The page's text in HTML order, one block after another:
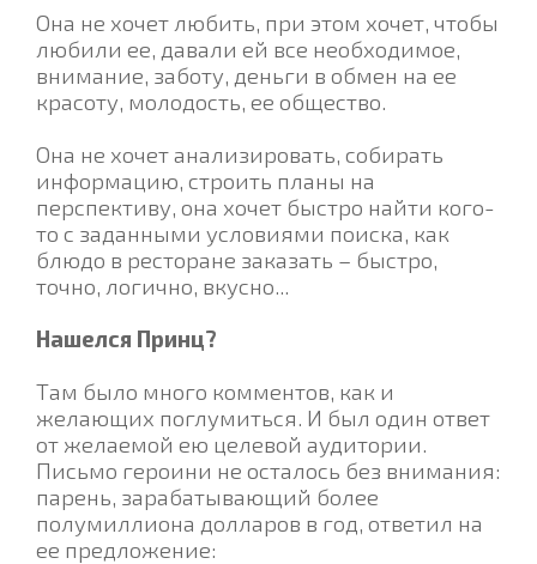
Она не хочет любить, при этом хочет, чтобы
любили ее, давали ей все необходимое,
внимание, заботу, деньги в обмен на ее
красоту, молодость, ее общество.
Она не хочет анализировать, собирать
информацию, строить планы на
перспективу, она хочет быстро найти кого-
то с заданными условиями поиска, как
блюдо в ресторане заказать – быстро,
точно, логично, вкусно...
Нашелся Принц?
Там было много комментов, как и
желающих поглумиться. И был один ответ
от желаемой ею целевой аудитории.
Письмо героини не осталось без внимания:
парень, зарабатывающий более
полумиллиона долларов в год, ответил на
ее предложение: